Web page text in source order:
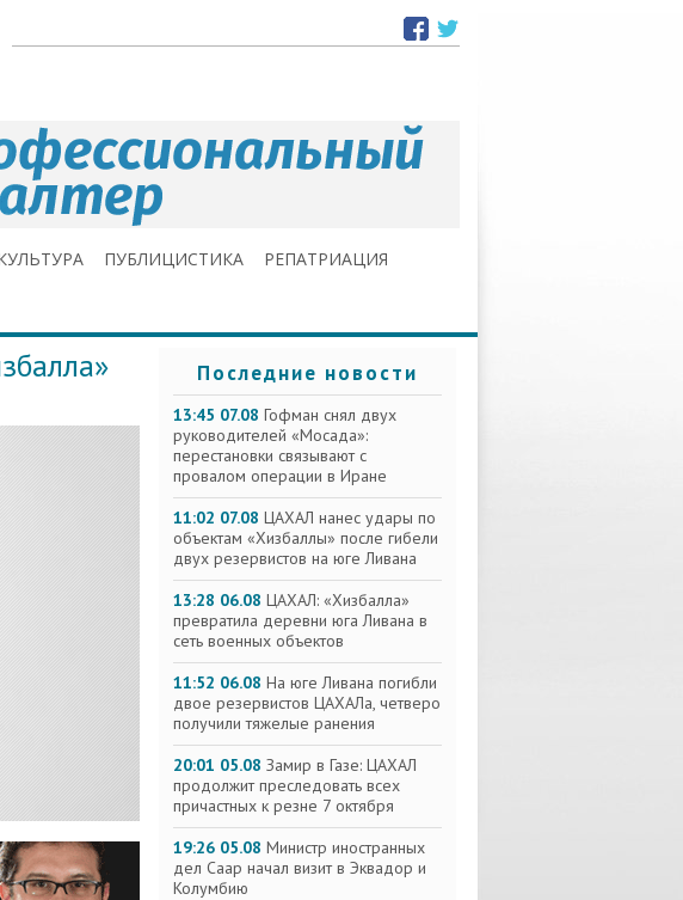
ПУБЛИЦИСТИКА РЕПАТРИАЦИЯ
Последние новости
13:45 07.08 Гофман снял двух
руководителей «Мосада»:
перестановки связывают с
провалом операции в Иране
11:02 07.08 ЦАХАЛ нанес удары по
объектам «Хизбаллы» после гибели
двух резервистов на юге Ливана
13:28 06.08 ЦАХАЛ: «Хизбалла»
превратила деревни юга Ливана в
сеть военных объектов
11:52 06.08 На юге Ливана погибли
двое резервистов ЦАХАЛа, четверо
получили тяжелые ранения
20:01 05.08 Замир в Газе: ЦАХАЛ
продолжит преследовать всех
причастных к резне 7 октября
19:26 05.08 Министр иностранных
дел Саар начал визит в Эквадор и
Колумбию